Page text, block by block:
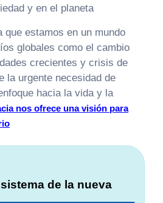
y en el planeta
que estamos en un mundo
globales como el cambio
crecientes y crisis de
la urgente necesidad de
hacia la vida y la
nos ofrece una visión para
de la nueva